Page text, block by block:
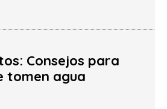
Consejos para
tomen agua